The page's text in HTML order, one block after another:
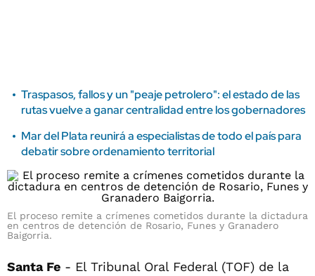
Traspasos, fallos y un "peaje petrolero": el estado de las
rutas vuelve a ganar centralidad entre los gobernadores
Mar del Plata reunirá a especialistas de todo el país para
debatir sobre ordenamiento territorial
El proceso remite a crímenes cometidos durante la dictadura
en centros de detención de Rosario, Funes y Granadero
Baigorria.
Santa Fe - El Tribunal Oral Federal (TOF) de la